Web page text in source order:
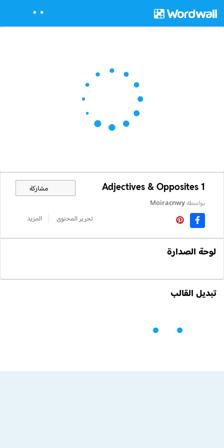
Adjectives & Opposites 1 مشاركة
بواسطةMoiracnwy
تحرير المحتوى
المزيد
لوحة الصدارة
تبديل القالب